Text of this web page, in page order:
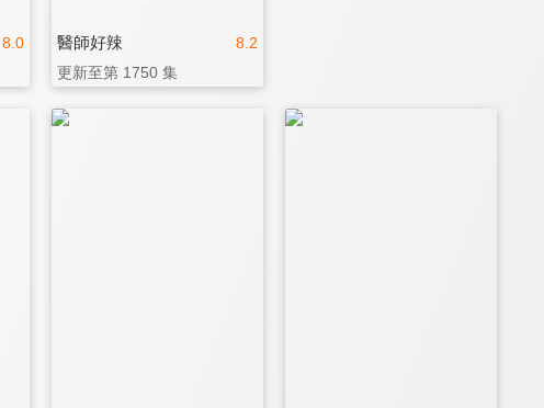
8.0 8.2
醫師好辣
更新至第 1750 集